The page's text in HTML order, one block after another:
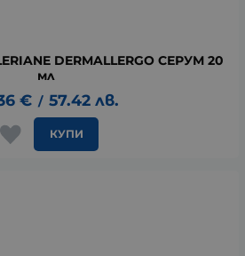
DERMALLERGO СЕРУМ 20
мл
€ / 57.42 лв.
КУПИ